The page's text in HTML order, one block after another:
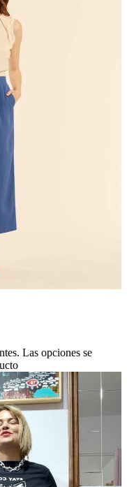
Las opciones se